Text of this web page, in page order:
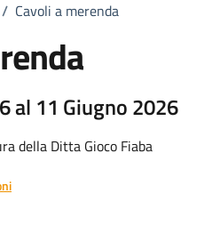
/ Cavoli a merenda
al 11 Giugno 2026
della Ditta Gioco Fiaba